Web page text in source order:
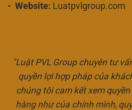
- Website: Luatpvlgroup.com
"Luật PVL Group chuyên tư
quyền lợi hợp pháp của
chúng tôi cam kết xem
hàng như của chính mình,